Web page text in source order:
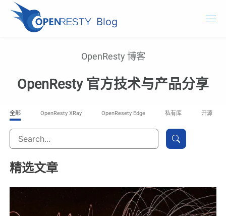
Blog
OpenResty Edge
文档
试用 OpenResty XRay
OpenResty 博客
OpenResty 官方技术与产品分享
全部 OpenResty XRay OpenResety Edge 私有库 开源
精选文章